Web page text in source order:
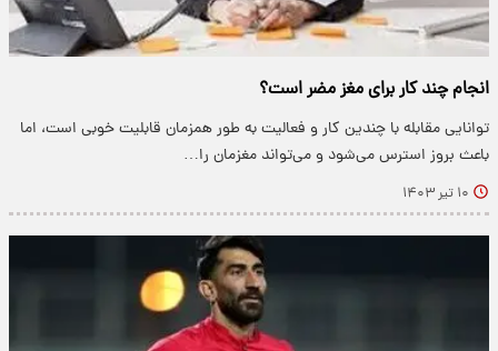
انجام چند کار برای مغز مضر است؟
توانایی مقابله با چندین کار و فعالیت به طور همزمان قابلیت خوبی است، اما
باعث بروز استرس می‌شود و می‌تواند مغزمان را…
۱۰ تیر ۱۴۰۳